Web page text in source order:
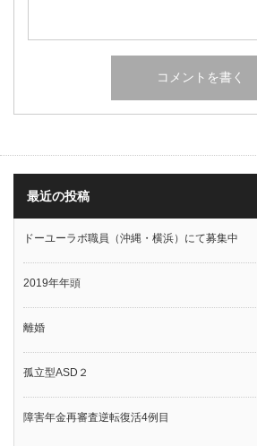
最近の投稿
ドーユーラボ職員（沖縄・横浜）にて募集中
2019年年頭
離婚
孤立型ASD２
障害年金再審査逆転復活4例目